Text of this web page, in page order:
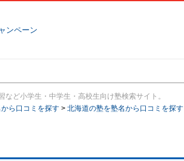
ど小学生・中学生・高校生向け塾検索サイト。
ら口コミを探す > 北海道の塾を塾名から口コミを探す